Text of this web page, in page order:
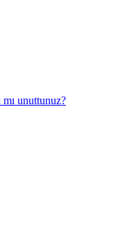
mı unuttunuz?